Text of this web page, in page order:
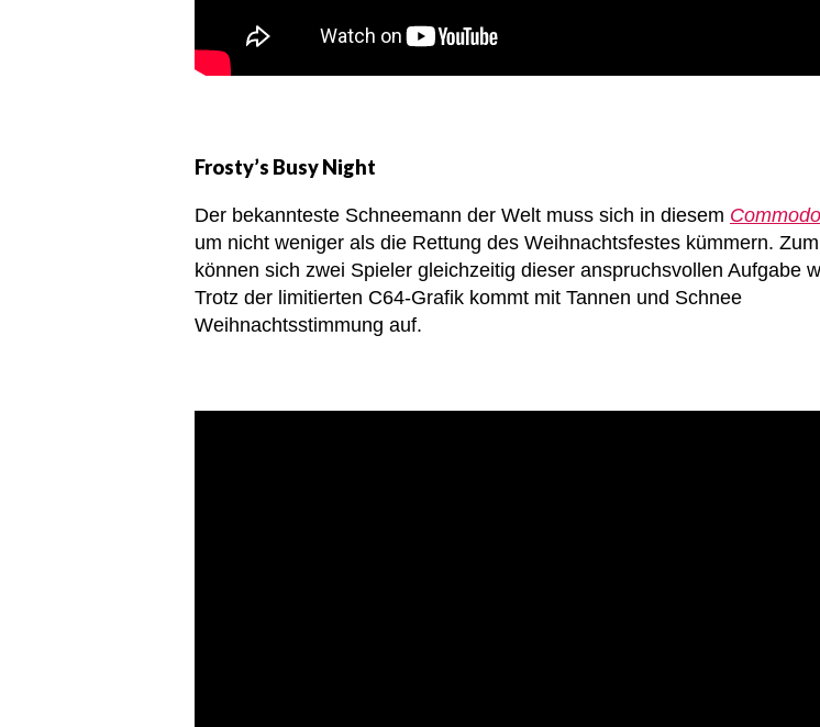
Frosty’s Busy Night
Der bekannteste Schneemann der Welt muss sich in diesem
um nicht weniger als die Rettung des Weihnachtsfestes kümmern.
können sich zwei Spieler gleichzeitig dieser anspruchsvollen Aufgabe
Trotz der limitierten C64-Grafik kommt mit Tannen und Schnee
Weihnachtsstimmung auf.